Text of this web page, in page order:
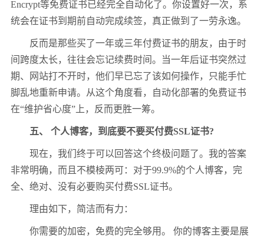
Encrypt等免费证书已经完全自动化了。你设置好一次，系
统会在证书到期前自动完成续签，真正做到了一劳永逸。
反而是那些买了一年或三年付费证书的朋友，由于时
间跨度太长，往往会忘记续费时间。当一年后证书突然过
期、网站打不开时，他们早已忘了该如何操作，只能手忙
脚乱地重新申请。从这个角度看，自动化部署的免费证书
在“维护省心度”上，反而更胜一筹。
五、 个人博客，到底要不要买付费SSL证书?
现在，我们终于可以回答这个终极问题了。我的答案
非常明确，而且不模棱两可：对于99.9%的个人博客，完
全、绝对、没有必要购买付费SSL证书。
理由如下，简洁而有力：
你需要的加密，免费的完全够用。 你的博客主要是展